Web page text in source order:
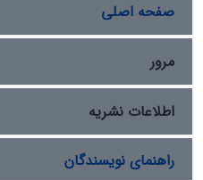
صفحه اصلی
مرور
اطلاعات نشریه
راهنمای نویسندگان